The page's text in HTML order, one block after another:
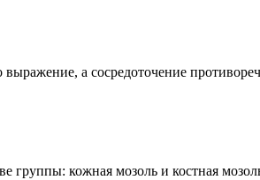
а сосредоточение
группы: кожная мозоль и костная